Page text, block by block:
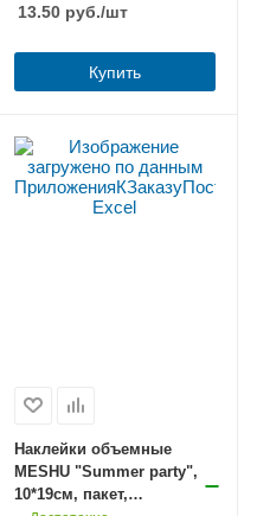
13.50руб./шт
Купить
Наклейки объемные
MESHU "Summer party",
10*19см, пакет,